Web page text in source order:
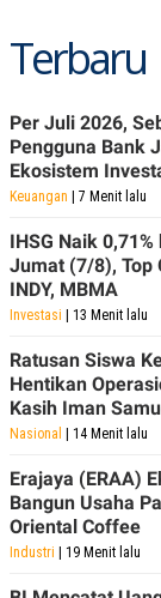
A
R
KANAL
P
S
A
T
D
A
A
I
A
G
E
S
K
O
N
T
N
T
V
L
I
P
S
S
JARINGAN
Terbaru
Per Juli 2026,
Pengguna Bank
Ekosistem
Keuangan | 7 Menit lalu
IHSG Naik
Jumat (7/8), Top
INDY, MBMA
Investasi | 13 Menit lalu
Ratusan Siswa
Hentikan
Kasih Iman
Nasional | 14 Menit lalu
Erajaya (ERAA)
Bangun Usaha
Oriental Coffee
Industri | 19 Menit lalu